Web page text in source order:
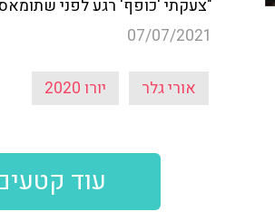
"צעקתי 'כופף' רגע לפני
07/07/2021
אורי גלר יורו 2020
עוד